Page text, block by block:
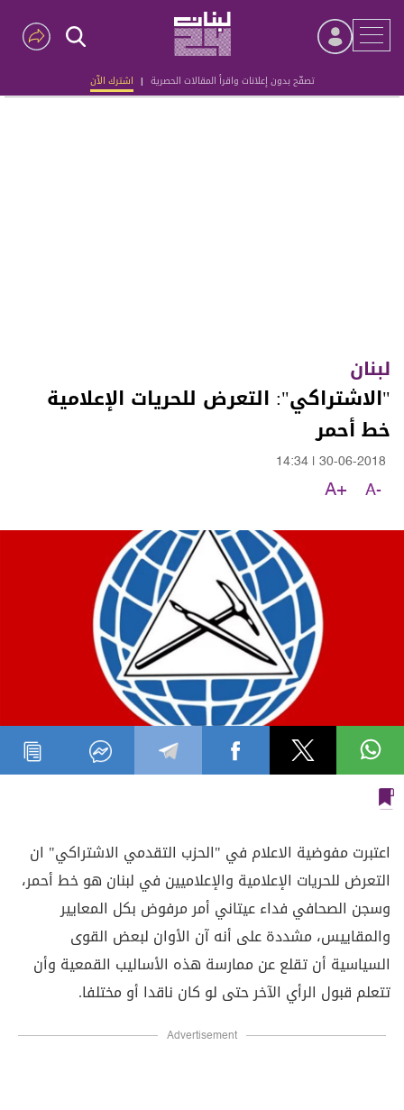
تصفّح بدون إعلانات واقرأ المقالات الحصرية | اشترك الآن
Advertisement
لبنان
"الاشتراكي": التعرض للحريات الإعلامية
خط أحمر
30-06-2018
14:34
A-
A+
اعتبرت مفوضية الاعلام في "الحزب التقدمي الاشتراكي" ان
التعرض للحريات الإعلامية والإعلاميين في لبنان هو خط أحمر،
وسجن الصحافي فداء عيتاني أمر مرفوض بكل المعايير
والمقاييس، مشددة على أنه آن الأوان لبعض القوى
السياسية أن تقلع عن ممارسة هذه الأساليب القمعية وأن
تتعلم قبول الرأي الآخر حتى لو كان ناقدا أو مختلفا.
Advertisement